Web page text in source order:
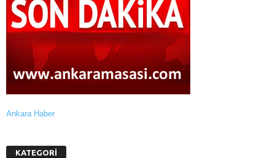
Ankara Haber
KATEGORİ